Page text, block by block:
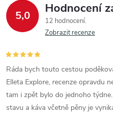
5,0 Hodnocení
12 hodnocení
Zobrazit recenze
Ráda bych touto cestou
Elleta Explore, recenze opravdu
tam i zpět bylo do jednoho
stavu a káva včetně pěny je